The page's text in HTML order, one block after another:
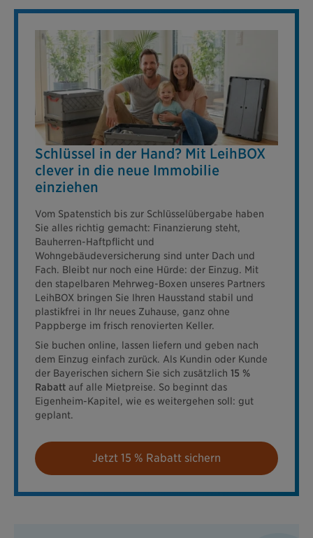
Schlüssel in der Hand? Mit LeihBOX
clever in die neue Immobilie
einziehen
Vom Spatenstich bis zur Schlüsselübergabe haben
Sie alles richtig gemacht: Finanzierung steht,
Bauherren-Haftpflicht und
Wohngebäudeversicherung sind unter Dach und
Fach. Bleibt nur noch eine Hürde: der Einzug. Mit
den stapelbaren Mehrweg-Boxen unseres Partners
LeihBOX bringen Sie Ihren Hausstand stabil und
plastikfrei in Ihr neues Zuhause, ganz ohne
Pappberge im frisch renovierten Keller.
Sie buchen online, lassen liefern und geben nach
dem Einzug einfach zurück. Als Kundin oder Kunde
der Bayerischen sichern Sie sich zusätzlich 15 %
Rabatt auf alle Mietpreise. So beginnt das
Eigenheim-Kapitel, wie es weitergehen soll: gut
geplant.
Jetzt 15 % Rabatt sichern